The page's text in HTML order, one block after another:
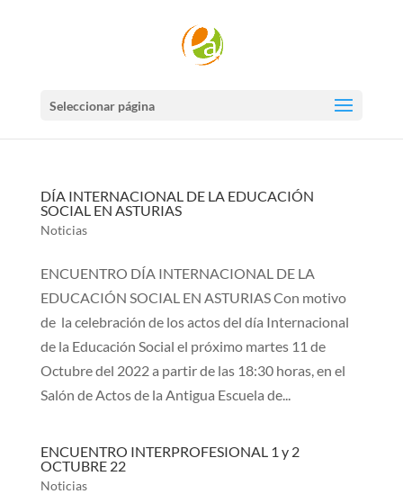
Seleccionar página
DÍA INTERNACIONAL DE LA EDUCACIÓN
SOCIAL EN ASTURIAS
Noticias
ENCUENTRO DÍA INTERNACIONAL DE LA
EDUCACIÓN SOCIAL EN ASTURIAS Con motivo
de la celebración de los actos del día Internacional
de la Educación Social el próximo martes 11 de
Octubre del 2022 a partir de las 18:30 horas, en el
Salón de Actos de la Antigua Escuela de...
ENCUENTRO INTERPROFESIONAL 1 y 2
OCTUBRE 22
Noticias